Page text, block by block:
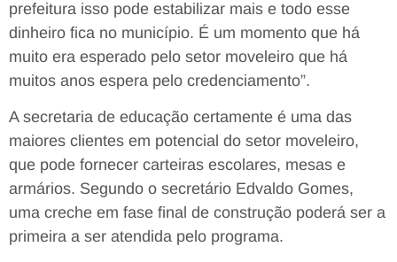
prefeitura isso pode estabilizar mais e todo esse
dinheiro fica no município. É um momento que há
muito era esperado pelo setor moveleiro que há
muitos anos espera pelo credenciamento”.
A secretaria de educação certamente é uma das
maiores clientes em potencial do setor moveleiro,
que pode fornecer carteiras escolares, mesas e
armários. Segundo o secretário Edvaldo Gomes,
uma creche em fase final de construção poderá ser a
primeira a ser atendida pelo programa.